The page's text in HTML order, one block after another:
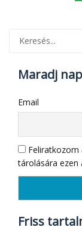
Maradj
Email
Feliratkozom
tárolására ezen
Friss